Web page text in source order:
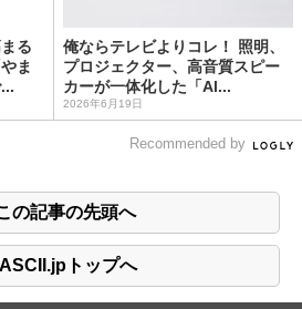
る
ま
俺ならテレビよりコレ！ 照明、
プロジェクター、高音質スピー
カーが一体化した「Al...
2026年6月19日
Recommended by
の記事の先頭へ
ASCII.jpトップへ